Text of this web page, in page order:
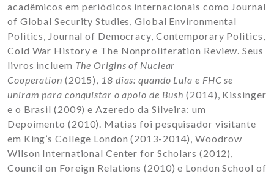
acadêmicos em periódicos internacionais como Journal
of Global Security Studies, Global Environmental
Politics, Journal of Democracy, Contemporary Politics,
Cold War History e The Nonproliferation Review. Seus
livros incluem The Origins of Nuclear
Cooperation (2015), 18 dias: quando Lula e FHC se
uniram para conquistar o apoio de Bush (2014), Kissinger
e o Brasil (2009) e Azeredo da Silveira: um
Depoimento (2010). Matias foi pesquisador visitante
em King’s College London (2013-2014), Woodrow
Wilson International Center for Scholars (2012),
Council on Foreign Relations (2010) e London School of